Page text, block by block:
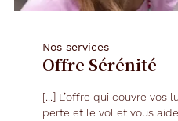
Nos services
Offre Sérénité
[...] L’offre qui couvre vos
perte et le vol et vous